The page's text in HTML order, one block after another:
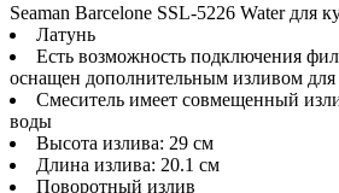
Seaman Barcelone SSL-5226 Water для
Латунь
Есть возможность подключения
оснащен дополнительным изливом для
Смеситель имеет совмещенный
воды
Высота излива: 29 см
Длина излива: 20.1 см
Поворотный излив